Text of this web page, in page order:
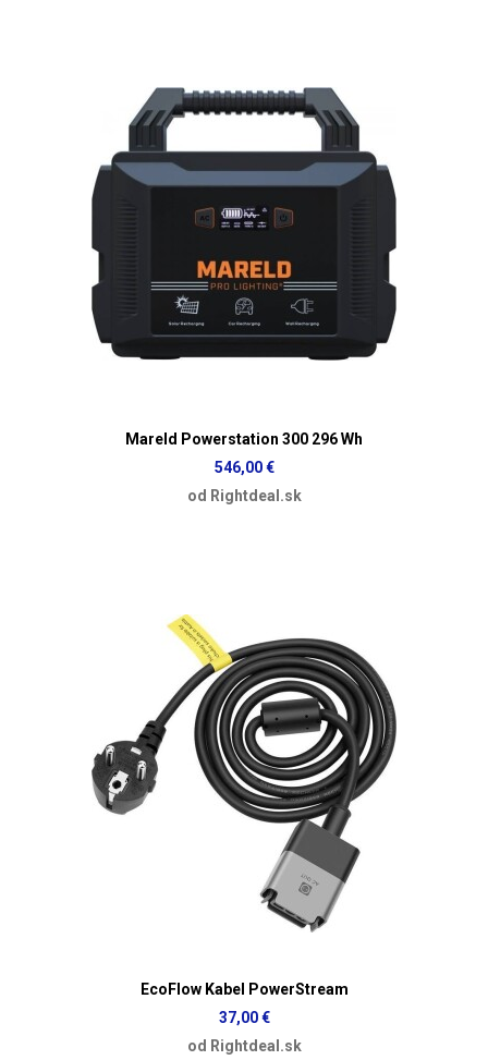
Mareld Powerstation 300 296 Wh
546,00 €
od Rightdeal.sk
EcoFlow Kabel PowerStream
37,00 €
od Rightdeal.sk